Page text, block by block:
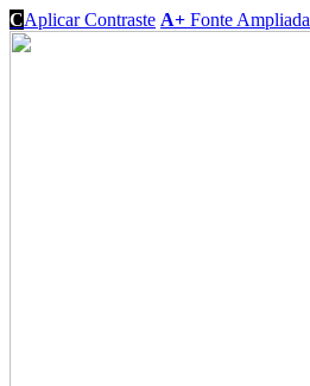
CAplicar Contraste A+ Fonte Ampliada